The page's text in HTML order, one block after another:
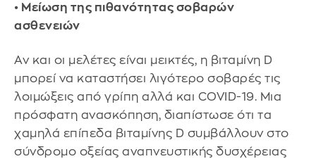
• Μείωση της πιθανότητας σοβαρών
ασθενειών
Αν και οι μελέτες είναι μεικτές, η βιταμίνη D
μπορεί να καταστήσει λιγότερο σοβαρές τις
λοιμώξεις από γρίπη αλλά και COVID-19. Μια
πρόσφατη ανασκόπηση, διαπίστωσε ότι τα
χαμηλά επίπεδα βιταμίνης D συμβάλλουν στο
σύνδρομο οξείας αναπνευστικής δυσχέρειας